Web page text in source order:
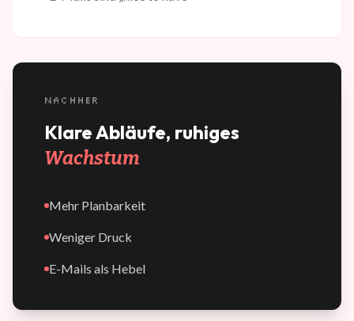
NACHHER
Klare Abläufe, ruhiges
Wachstum
Mehr Planbarkeit
Weniger Druck
E-Mails als Hebel